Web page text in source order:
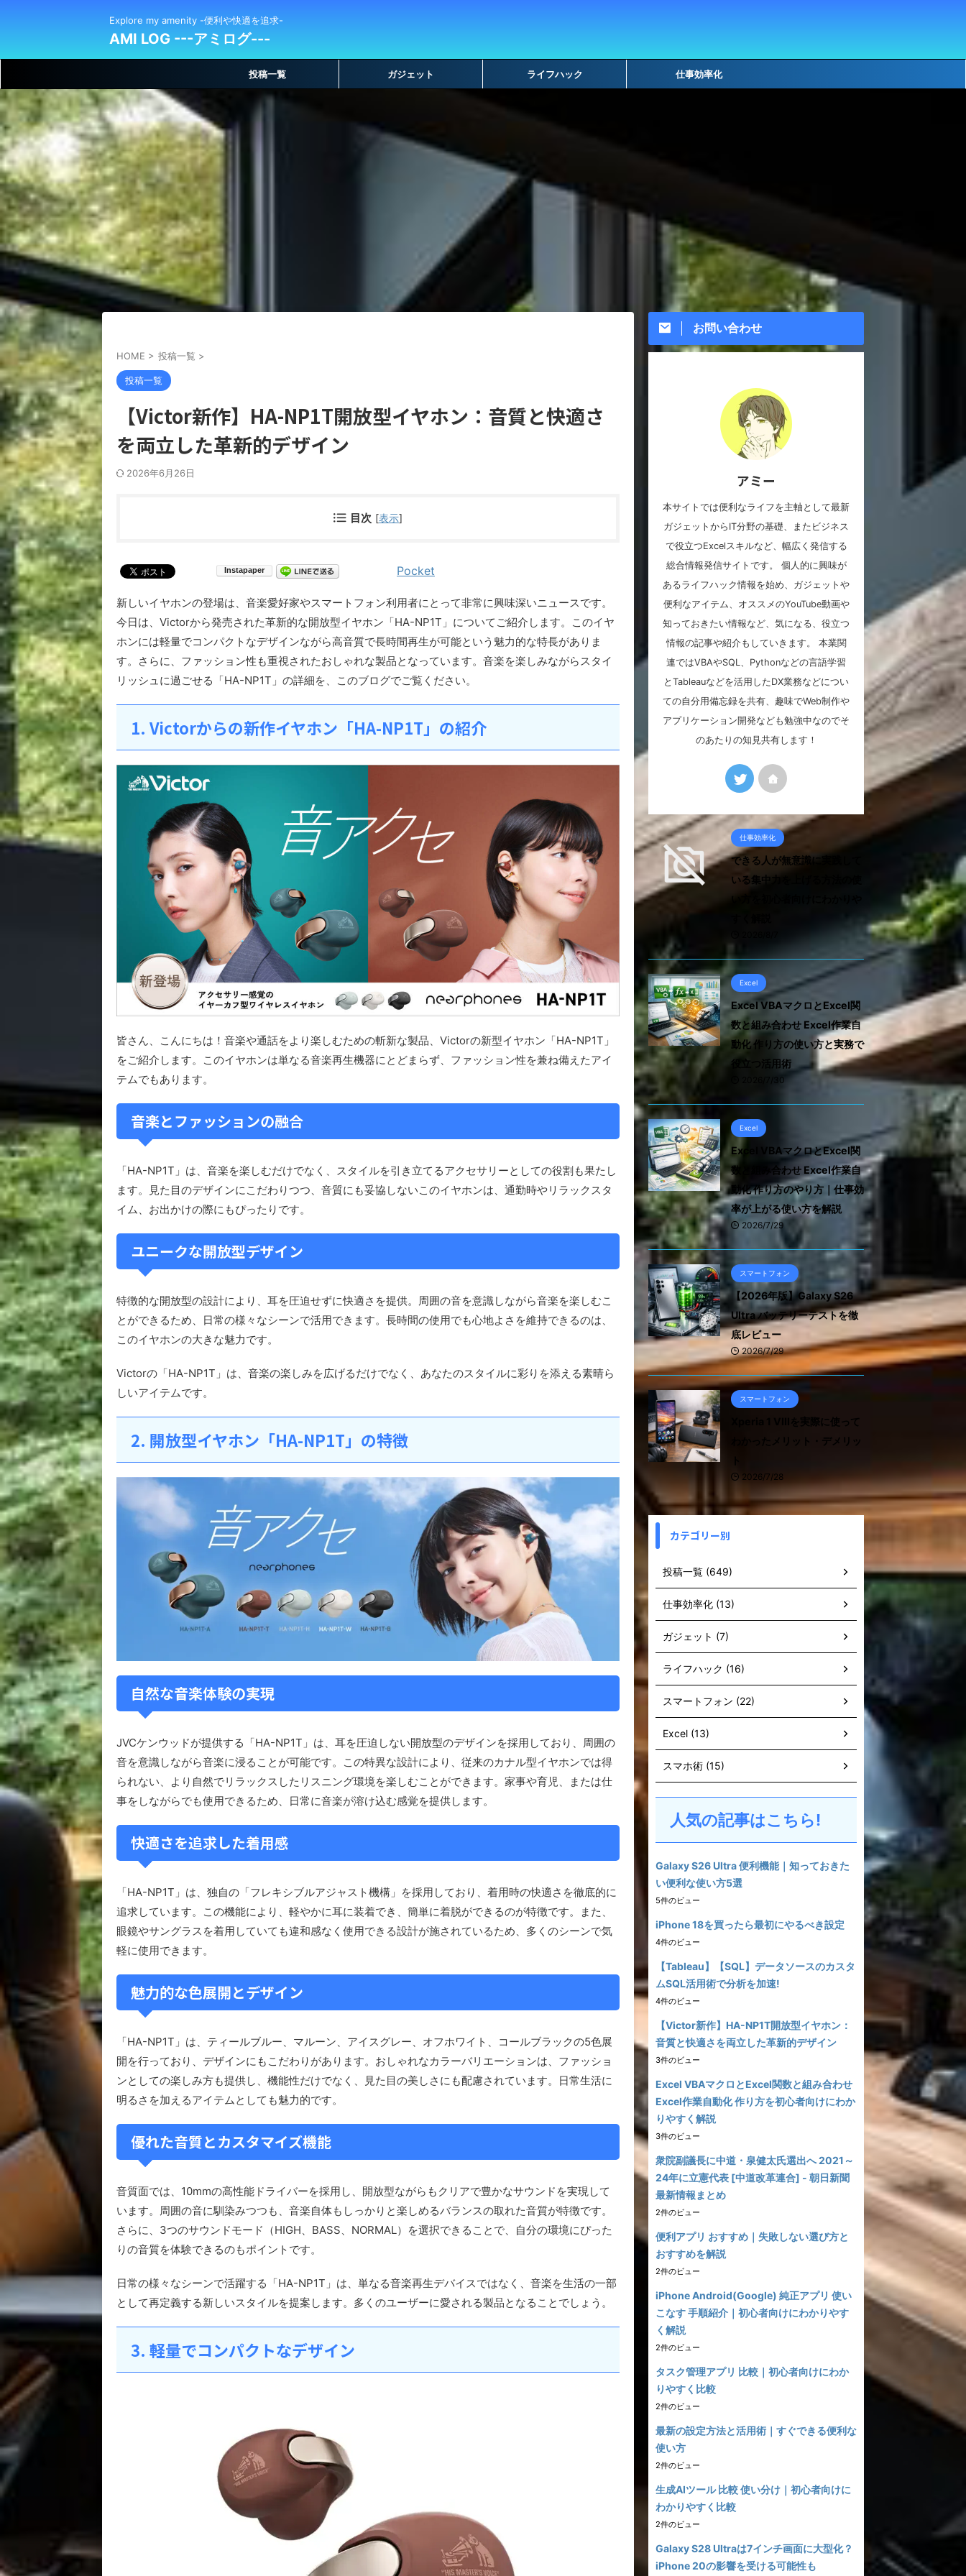
Explore my amenity -便利や快適を追求-
AMI LOG ---アミログ---
投稿一覧 ガジェット ライフハック 仕事効率化
HOME > 投稿一覧 >
投稿一覧
【Victor新作】HA-NP1T開放型イヤホン：音質と快適さ
を両立した革新的デザイン
2026年6月26日
目次 [表示]
Pocket
新しいイヤホンの登場は、音楽愛好家やスマートフォン利用者にとって非常に興味深いニュースです。
今日は、Victorから発売された革新的な開放型イヤホン「HA-NP1T」についてご紹介します。このイヤ
ホンには軽量でコンパクトなデザインながら高音質で長時間再生が可能という魅力的な特長がありま
す。さらに、ファッション性も重視されたおしゃれな製品となっています。音楽を楽しみながらスタイ
リッシュに過ごせる「HA-NP1T」の詳細を、このブログでご覧ください。
1. Victorからの新作イヤホン「HA-NP1T」の紹介
皆さん、こんにちは！音楽や通話をより楽しむための斬新な製品、Victorの新型イヤホン「HA-NP1T」
をご紹介します。このイヤホンは単なる音楽再生機器にとどまらず、ファッション性を兼ね備えたアイ
テムでもあります。
音楽とファッションの融合
「HA-NP1T」は、音楽を楽しむだけでなく、スタイルを引き立てるアクセサリーとしての役割も果たし
ます。見た目のデザインにこだわりつつ、音質にも妥協しないこのイヤホンは、通勤時やリラックスタ
イム、お出かけの際にもぴったりです。
ユニークな開放型デザイン
特徴的な開放型の設計により、耳を圧迫せずに快適さを提供。周囲の音を意識しながら音楽を楽しむこ
とができるため、日常の様々なシーンで活用できます。長時間の使用でも心地よさを維持できるのは、
このイヤホンの大きな魅力です。
Victorの「HA-NP1T」は、音楽の楽しみを広げるだけでなく、あなたのスタイルに彩りを添える素晴ら
しいアイテムです。
2. 開放型イヤホン「HA-NP1T」の特徴
自然な音楽体験の実現
JVCケンウッドが提供する「HA-NP1T」は、耳を圧迫しない開放型のデザインを採用しており、周囲の
音を意識しながら音楽に浸ることが可能です。この特異な設計により、従来のカナル型イヤホンでは得
られない、より自然でリラックスしたリスニング環境を楽しむことができます。家事や育児、または仕
事をしながらでも使用できるため、日常に音楽が溶け込む感覚を提供します。
快適さを追求した着用感
「HA-NP1T」は、独自の「フレキシブルアジャスト機構」を採用しており、着用時の快適さを徹底的に
追求しています。この機能により、軽やかに耳に装着でき、簡単に着脱ができるのが特徴です。また、
眼鏡やサングラスを着用していても違和感なく使用できる設計が施されているため、多くのシーンで気
軽に使用できます。
魅力的な色展開とデザイン
「HA-NP1T」は、ティールブルー、マルーン、アイスグレー、オフホワイト、コールブラックの5色展
開を行っており、デザインにもこだわりがあります。おしゃれなカラーバリエーションは、ファッショ
ンとしての楽しみ方も提供し、機能性だけでなく、見た目の美しさにも配慮されています。日常生活に
明るさを加えるアイテムとしても魅力的です。
優れた音質とカスタマイズ機能
音質面では、10mmの高性能ドライバーを採用し、開放型ながらもクリアで豊かなサウンドを実現して
います。周囲の音に馴染みつつも、音楽自体もしっかりと楽しめるバランスの取れた音質が特徴です。
さらに、3つのサウンドモード（HIGH、BASS、NORMAL）を選択できることで、自分の環境にぴった
りの音質を体験できるのもポイントです。
日常の様々なシーンで活躍する「HA-NP1T」は、単なる音楽再生デバイスではなく、音楽を生活の一部
として再定義する新しいスタイルを提案します。多くのユーザーに愛される製品となることでしょう。
3. 軽量でコンパクトなデザイン
お問い合わせ
アミー
本サイトでは便利なライフを主軸として最新
ガジェットからIT分野の基礎、またビジネス
で役立つExcelスキルなど、幅広く発信する
総合情報発信サイトです。 個人的に興味が
あるライフハック情報を始め、ガジェットや
便利なアイテム、オススメのYouTube動画や
知っておきたい情報など、気になる、役立つ
情報の記事や紹介もしていきます。 本業関
連ではVBAやSQL、Pythonなどの言語学習
とTableauなどを活用したDX業務などについ
ての自分用備忘録を共有、趣味でWeb制作や
アプリケーション開発なども勉強中なのでそ
のあたりの知見共有します！
仕事効率化
できる人が無意識に実践して
いる集中力を上げる方法の使
い方を初心者向けにわかりや
Excel
Excel VBAマクロとExcel関
数と組み合わせ Excel作業自
動化 作り方の使い方と実務で
役立つ活用術
2026/7/30
Excel
Excel VBAマクロとExcel関
数と組み合わせ Excel作業自
動化 作り方のやり方｜仕事効
率が上がる使い方を解説
2026/7/29
スマートフォン
【2026年版】Galaxy S26
Ultra バッテリーテストを徹
底レビュー
2026/7/29
スマートフォン
Xperia 1 VIIIを実際に使って
わかったメリット・デメリッ
2026/7/28
カテゴリー別
投稿一覧 (649)
仕事効率化 (13)
ガジェット (7)
ライフハック (16)
スマートフォン (22)
Excel (13)
スマホ術 (15)
人気の記事はこちら!
Galaxy S26 Ultra 便利機能｜知っておきた
い便利な使い方5選
5件のビュー
iPhone 18を買ったら最初にやるべき設定
4件のビュー
【Tableau】【SQL】データソースのカスタ
ムSQL活用術で分析を加速!
4件のビュー
【Victor新作】HA-NP1T開放型イヤホン：
音質と快適さを両立した革新的デザイン
3件のビュー
Excel VBAマクロとExcel関数と組み合わせ
Excel作業自動化 作り方を初心者向けにわか
りやすく解説
3件のビュー
衆院副議長に中道・泉健太氏選出へ 2021～
24年に立憲代表 [中道改革連合] - 朝日新聞
最新情報まとめ
2件のビュー
便利アプリ おすすめ｜失敗しない選び方と
おすすめを解説
2件のビュー
iPhone Android(Google) 純正アプリ 使い
こなす 手順紹介｜初心者向けにわかりやす
く解説
2件のビュー
タスク管理アプリ 比較｜初心者向けにわか
りやすく比較
2件のビュー
最新の設定方法と活用術｜すぐできる便利な
使い方
2件のビュー
生成AIツール 比較 使い分け｜初心者向けに
わかりやすく比較
2件のビュー
Galaxy S28 Ultraは7インチ画面に大型化？
iPhone 20の影響を受ける可能性も